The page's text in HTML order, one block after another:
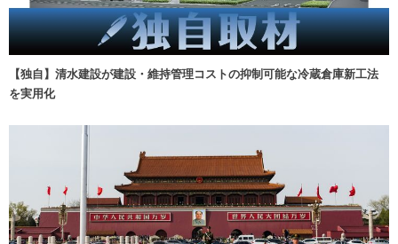
【独自】清水建設が建設・維持管理コストの抑制可能な冷蔵倉庫新工法
を実用化